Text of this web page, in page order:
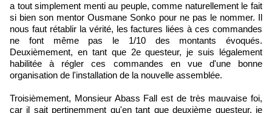
a tout simplement menti au peuple, comme naturellement le fait
si bien son mentor Ousmane Sonko pour ne pas le nommer. Il
nous faut rétablir la vérité, les factures liées à ces commandes
ne font même pas le 1/10 des montants évoqués.
Deuxièmement, en tant que 2e questeur, je suis légalement
habilitée à régler ces commandes en vue d'une bonne
organisation de l'installation de la nouvelle assemblée.
Troisièmement, Monsieur Abass Fall est de très mauvaise foi,
car il sait pertinemment qu'en tant que deuxième questeur, je